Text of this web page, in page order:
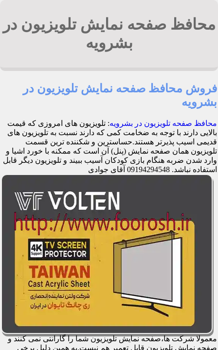
محافظ صفحه نمایش تلویزیون در
بشرویه
فروش محافظ صفحه نمایش تلویزیون در
بشرویه
محافظ صفحه تلویزیون در بشرویه: تلویزیون های امروزی که قیمت
بالایی دارند با توجه به ضخامت کمی که دارند نسبت به تلویزیون های
قدیمی اسیب پذیرتر هستند.حساسترین و شکننده ترین قسمت
تلویزیون همان صفحه نمایش (پنل) آن است که ممکنه با خورد اشیا و
وارد شدن ضربه هنگام بازی کودکان آسیب ببیند و تلویزیون دیگر قابل
استفاده نباشد. 09194294548 آقای جوادی
معمولا شرکت ها،صفحه نمایش تلویزیون شما را گارانتی نمی کنند و
صفحه نمایش تلویزیون قابل تعمیر هم نیست.به همین دلیل برخی